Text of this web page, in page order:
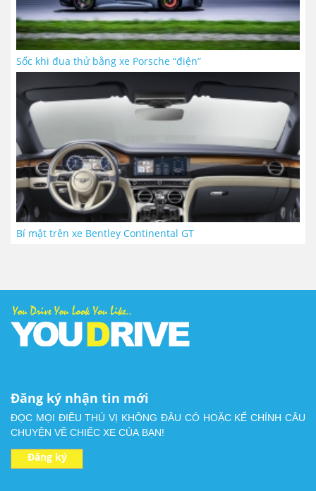
Sốc khi đua thử bằng xe Porsche “điện”
Bí mật trên xe Bentley Continental GT
Đăng ký nhận tin mới
ĐỌC MỌI ĐIỀU THÚ VỊ KHÔNG ĐÂU CÓ HOẶC KỂ CHÍNH CÂU
Đăng ký